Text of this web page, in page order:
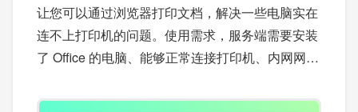
让您可以通过浏览器打印文档，解决一些电脑实在
连不上打印机的问题。使用需求，服务端需要安装
了 Office 的电脑、能够正常连接打印机、内网网络
件即可。